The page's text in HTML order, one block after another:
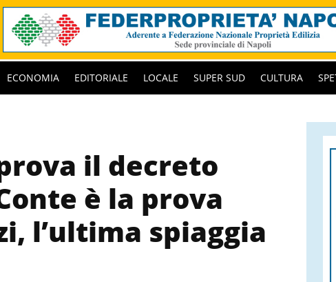
ECONOMIA EDITORIALE LOCALE SUPER SUD CULTURA
il decreto
è la prova
l’ultima spiaggia